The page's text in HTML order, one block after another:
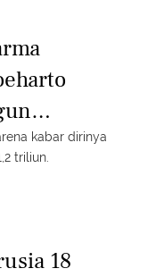
kabar dirinya
triliun.
18